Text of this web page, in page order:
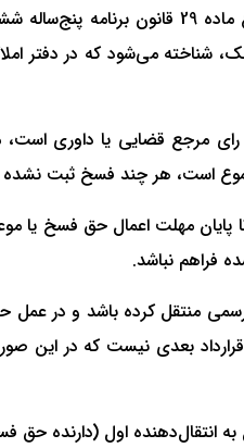
همچنین اسناد ثبت نشده راجع به اعمال حقوقی
مالک ملک، شناخته می‌شود که در
مرجع قضایی یا داوری
است، هر چند فسخ ثبت نشده
پایان مهلت اعمال حق فسخ
فراهم نباشد.
منتقل کرده باشد و در عمل
بعدی نیست که در این
انتقال‌دهنده اول (دارنده